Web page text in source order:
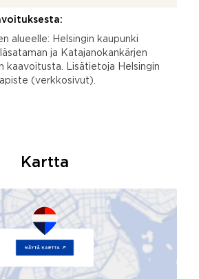
alueelle: Helsingin kaupunki
ja Katajanokankärjen
kaavoitusta. Lisätietoja Helsingin
(verkkosivut).
Kartta